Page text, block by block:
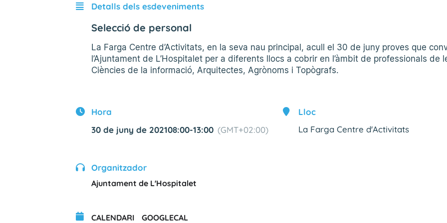
Detalls dels esdeveniments
Selecció de personal
La Farga Centre d’Activitats, en la seva nau principal, acull el 30 de juny proves que
l’Ajuntament de L’Hospitalet per a diferents llocs a cobrir en l’àmbit de professionals de
Ciències de la informació, Arquitectes, Agrònoms i Topògrafs.
Hora
30 de juny de 202108:00-13:00 (GMT+02:00)
Lloc
La Farga Centre d'Activitats
Organitzador
Ajuntament de L'Hospitalet
CALENDARI GOOGLECAL